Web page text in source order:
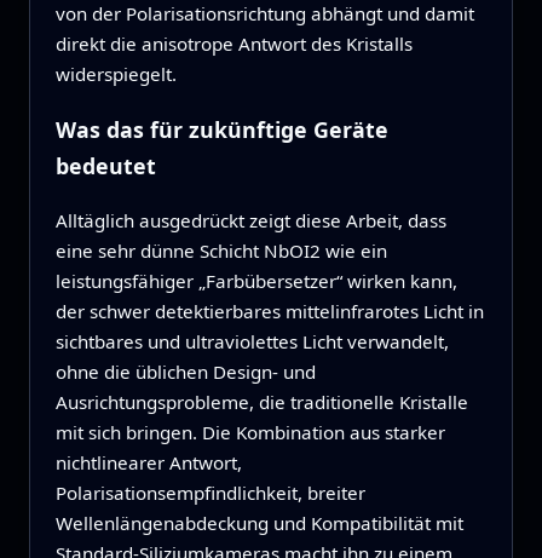
von der Polarisationsrichtung abhängt und damit
direkt die anisotrope Antwort des Kristalls
widerspiegelt.
Was das für zukünftige Geräte
bedeutet
Alltäglich ausgedrückt zeigt diese Arbeit, dass
eine sehr dünne Schicht NbOI2 wie ein
leistungsfähiger „Farbübersetzer“ wirken kann,
der schwer detektierbares mittelinfrarotes Licht in
sichtbares und ultraviolettes Licht verwandelt,
ohne die üblichen Design‑ und
Ausrichtungsprobleme, die traditionelle Kristalle
mit sich bringen. Die Kombination aus starker
nichtlinearer Antwort,
Polarisationsempfindlichkeit, breiter
Wellenlängenabdeckung und Kompatibilität mit
Standard‑Siliziumkameras macht ihn zu einem